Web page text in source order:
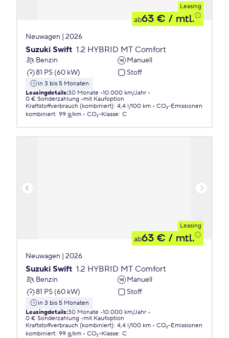
Leasing
ab63 € / mtl.
Neuwagen | 2026
Suzuki Swift 1.2 HYBRID MT Comfort
Benzin
Manuell
81 PS (60 kW)
Stoff
in 3 bis 5 Monaten
Leasingdetails:30 Monate 10.000 km/Jahr
0 € Sonderzahlung
mit Kaufoption
Kraftstoffverbrauch (kombiniert): 4,4 l/100 km
CO₂-Emissionen
kombiniert: 99 g/km CO₂-Klasse: C
Leasing
ab63 € / mtl.
Neuwagen | 2026
Suzuki Swift 1.2 HYBRID MT Comfort
Benzin
Manuell
81 PS (60 kW)
Stoff
in 3 bis 5 Monaten
Leasingdetails:30 Monate 10.000 km/Jahr
0 € Sonderzahlung
mit Kaufoption
Kraftstoffverbrauch (kombiniert): 4,4 l/100 km
CO₂-Emissionen
kombiniert: 99 g/km CO₂-Klasse: C